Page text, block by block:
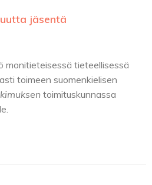
jäsentä
monitieteisessä tieteellisessä
toimeen suomenkielisen
toimituskunnassa